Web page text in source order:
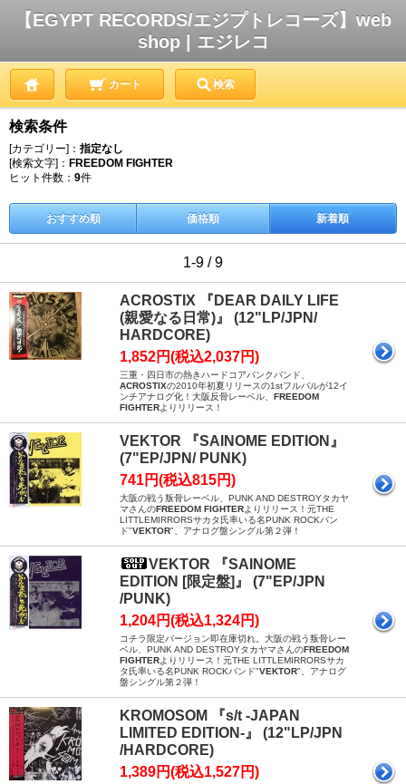
【EGYPT RECORDS/エジプトレコーズ】web
shop | エジレコ
カート 検索
検索条件
[カテゴリー]： 指定なし
[検索文字]： FREEDOM FIGHTER
ヒット件数： 9件
おすすめ順 価格順 新着順
1-9 / 9
ACROSTIX 『DEAR DAILY LIFE
(親愛なる日常)』 (12"LP/JPN/
HARDCORE)
1,852円(税込2,037円)
三重・四日市の熱きハードコアパンクバンド、
ACROSTIXの2010年初夏リリースの1stフルバルが12イ
ンチアナログ化！大阪反骨レーベル、 FREEDOM
FIGHTERよりリリース！
VEKTOR 『SAINOME EDITION』
(7"EP/JPN/ PUNK)
741円(税込815円)
大阪の戦う叛骨レーベル、PUNK AND DESTROYタカヤ
マさんのFREEDOM FIGHTERよりリリース！元THE
LITTLEMIRRORSサカタ氏率いる名PUNK ROCKバン
ド"VEKTOR"、アナログ盤シングル第２弾！
VEKTOR 『SAINOME
EDITION [限定盤]』 (7"EP/JPN
/PUNK)
1,204円(税込1,324円)
コチラ限定バージョン即在庫切れ。大阪の戦う叛骨レー
ベル、PUNK AND DESTROYタカヤマさんのFREEDOM
FIGHTERよりリリース！元THE LITTLEMIRRORSサカ
タ氏率いる名PUNK ROCKバンド"VEKTOR"、アナログ
盤シングル第２弾！
KROMOSOM 『s/t -JAPAN
LIMITED EDITION-』 (12"LP/JPN
/HARDCORE)
1,389円(税込1,527円)